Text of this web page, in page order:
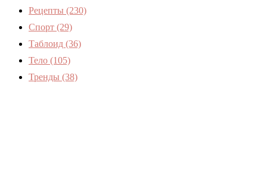
Рецепты (230)
Спорт (29)
Таблоид (36)
Тело (105)
Тренды (38)